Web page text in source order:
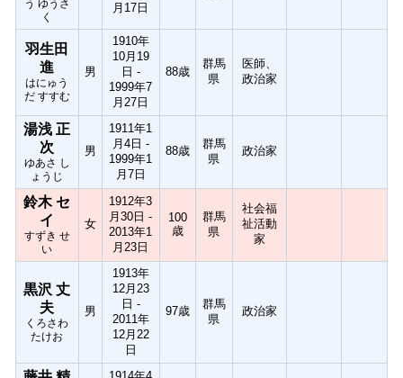
う ゆうさ
く
月17日
羽生田
進
はにゅう
だ すすむ
男
1910年
10月19
日 -
1999年7
月27日
88歳
群馬
県
医師、
政治家
湯浅 正
次
ゆあさ し
ょうじ
男
1911年1
月4日 -
1999年1
月7日
88歳
群馬
県
政治家
鈴木 セ
イ
すずき せ
い
女
1912年3
月30日 -
2013年1
月23日
100
歳
群馬
県
社会福
祉活動
家
黒沢 丈
夫
くろさわ
たけお
男
1913年
12月23
日 -
2011年
12月22
日
97歳
群馬
県
政治家